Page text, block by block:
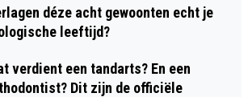
déze acht gewoonten echt je
leeftijd?
verdient een tandarts? En een
Dit zijn de officiële